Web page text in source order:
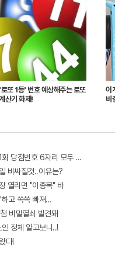
'로또 1등' 번호 예상해주는 로또
산기 화제!
이
비
당첨번호 6자리 모두 유출...관계
비싸질것..이유는?
열리면 "이종목" 바
하고 쏙쏙 빠져…
비밀열쇠 발견돼
정체 알고보니..!
다!